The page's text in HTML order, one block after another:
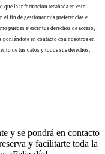
la información recabada en este
fin de gestionar mis preferencias e
puedes ejercer tus derechos de acceso,
en contacto con nosotros en
de tus datos y todos sus derechos,
y se pondrá en contacto
y facilitarte toda la